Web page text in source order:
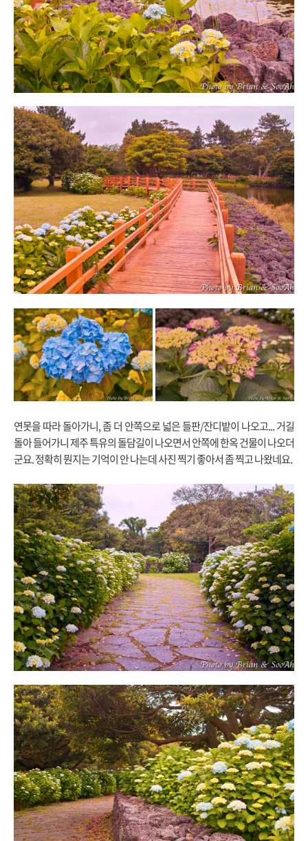
연못을 따라 돌아가니, 좀 더 안쪽으로 넓은 들판/잔디밭이 나오고... 거길
돌아 들어가니 제주 특유의 돌담길이 나오면서 안쪽에 한옥 건물이 나오더
군요. 정확히 뭔지는 기억이 안 나는데 사진 찍기 좋아서 좀 찍고 나왔네요.